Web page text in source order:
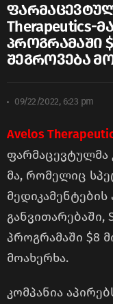
Therapeutics-
პროგრამაში
შეგროვება
09/22/2022, 6:23 pm
Avelos
ფარმაცევტულმა
მა, რომელიც
განვითარებაში,
პროგრამაში $8
მოახერხა.
კომპანია